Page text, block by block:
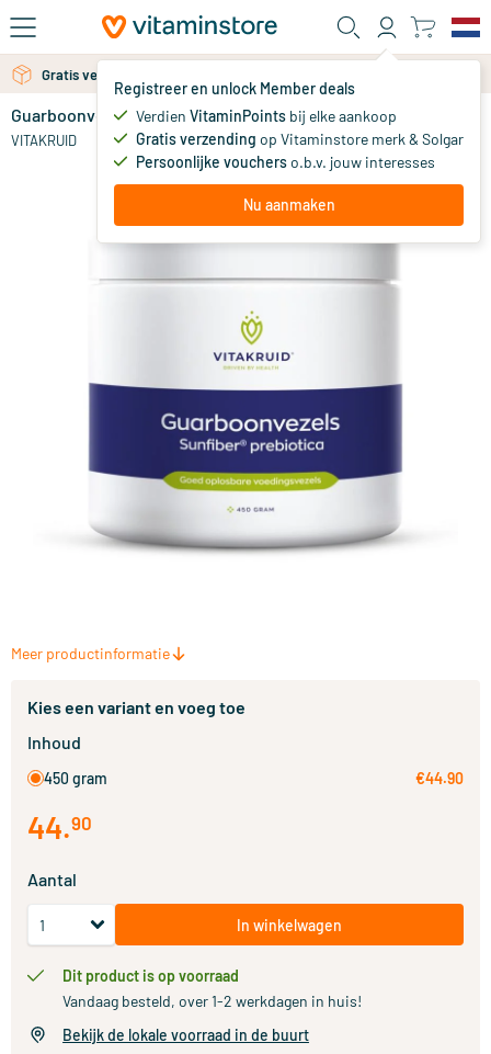
Ga naar de hoofdinhoud
Registreer en unlock Member deals
Verdien VitaminPoints bij elke aankoop
Gratis verzending op Vitaminstore merk & Solgar
Persoonlijke voucherso.b.v. jouw interesses
Nu aanmaken
Gratis verzending vanaf 25 euro
Gratis persoonlijk advies via chat of email
Guarboonvezels Sunfiber prebiotica
VITAKRUID 44.
NIEUW
Meer productinformatie
Kies een variant en voeg toe
Inhoud
450 gram €44.90
44.90
Aantal
In winkelwagen
Dit product is op voorraad
Vandaag besteld, over 1-2 werkdagen in huis!
Bekijk de lokale voorraad in de buurt